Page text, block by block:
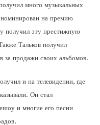
много музыкальных
на премию
получил эту престижную
Тальков получил
за продажи своих альбомов.
и на телевидении, где
Он стал
и многие его песни